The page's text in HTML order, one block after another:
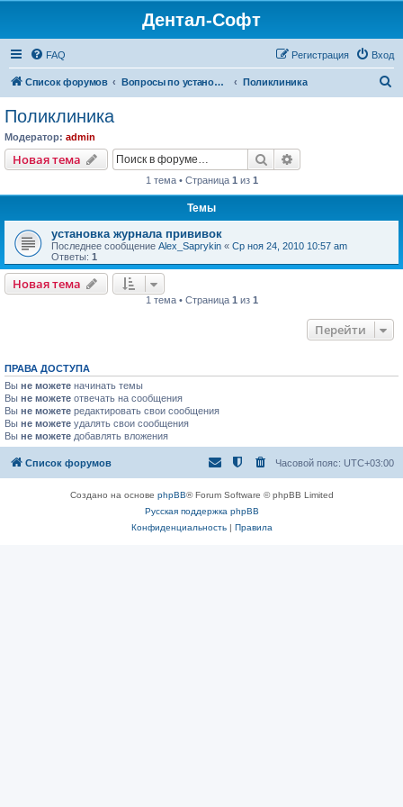
Дентал-Софт
FAQ Вход
Регистрация
Список форумов Вопросы по установке и настройке программ Поликлиника
Поликлиника
Модератор: admin
Новая тема Поиск
1 тема • Страница 1 из 1
Темы
установка журнала прививок
Последнее сообщение Alex_Saprykin « Ср ноя 24, 2010 10:57 am
Ответы: 1
Новая тема
1 тема • Страница 1 из 1
Перейти
ПРАВА ДОСТУПА
Вы не можете начинать темы
Вы не можете отвечать на сообщения
Вы не можете редактировать свои сообщения
Вы не можете удалять свои сообщения
Вы не можете добавлять вложения
Список форумов Часовой пояс: UTC+03:00
Создано на основе phpBB® Forum Software © phpBB Limited
Русская поддержка phpBB
Конфиденциальность| Правила